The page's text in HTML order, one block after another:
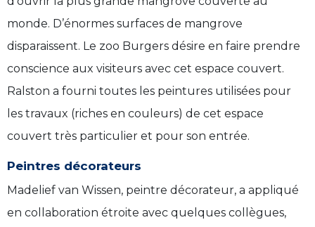
monde. D’énormes surfaces de mangrove
disparaissent. Le zoo Burgers désire en faire prendre
conscience aux visiteurs avec cet espace couvert.
Ralston a fourni toutes les peintures utilisées pour
les travaux (riches en couleurs) de cet espace
couvert très particulier et pour son entrée.
Peintres décorateurs
Madelief van Wissen, peintre décorateur, a appliqué
en collaboration étroite avec quelques collègues,